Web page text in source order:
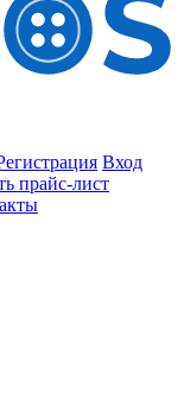
Вход
прайс-лист